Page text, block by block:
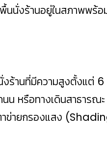
นนั่งร้านอยู่ในสภาพพร้อ
งร้านที่มีความสูงตั้งแต่ 6
นน หรือทางเดินสาธาร
าข่ายกรองแสง